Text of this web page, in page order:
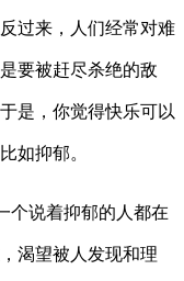
过来，人们经常对难
要被赶尽杀绝的敌
是，你觉得快乐可以
如抑郁。
个说着抑郁的人都在
渴望被人发现和理